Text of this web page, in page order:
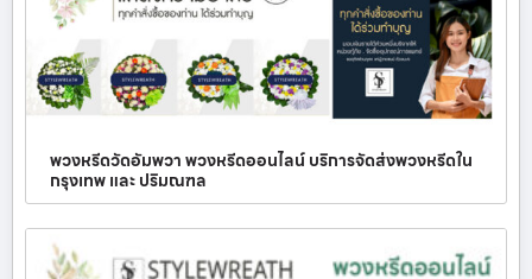
พวงหรีดวัดอัมพวา พวงหรีดออนไลน์ บริการจัดส่งพวงหรีดใน
กรุงเทพ และ ปริมณฑล